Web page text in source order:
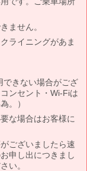
ません。
ライニングがあま
できない場合がござ
ンセント・Wi-Fiは
。）
な場合はお客様に
ございましたら速
申し出につきまし
い。